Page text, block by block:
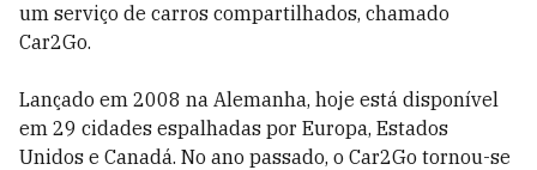
um serviço de carros compartilhados, chamado
Car2Go.
Lançado em 2008 na Alemanha, hoje está disponível
em 29 cidades espalhadas por Europa, Estados
Unidos e Canadá. No ano passado, o Car2Go tornou-se